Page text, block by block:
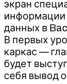
экран
информации
данных в
В первых
каркас —
будет
себя вывод